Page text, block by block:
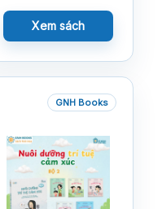
Xem sách
GNH Books